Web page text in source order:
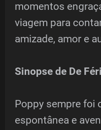
momentos
viagem para
amizade, amor e
Sinopse de De
Poppy sempre foi
espontânea e